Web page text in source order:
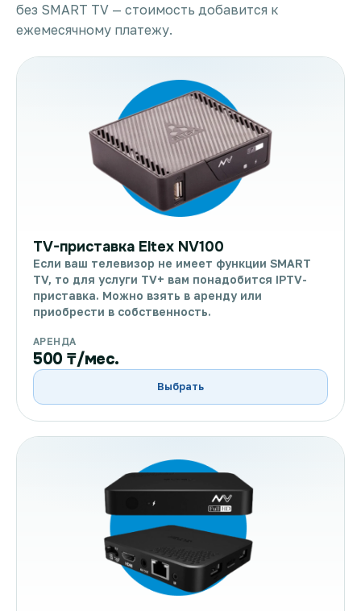
без SMART TV — стоимость добавится к
ежемесячному платежу.
TV-приставка Eltex NV100
Если ваш телевизор не имеет функции SMART
TV, то для услуги TV+ вам понадобится IPTV-
приставка. Можно взять в аренду или
приобрести в собственность.
АРЕНДА
500 ₸/мес.
Выбрать